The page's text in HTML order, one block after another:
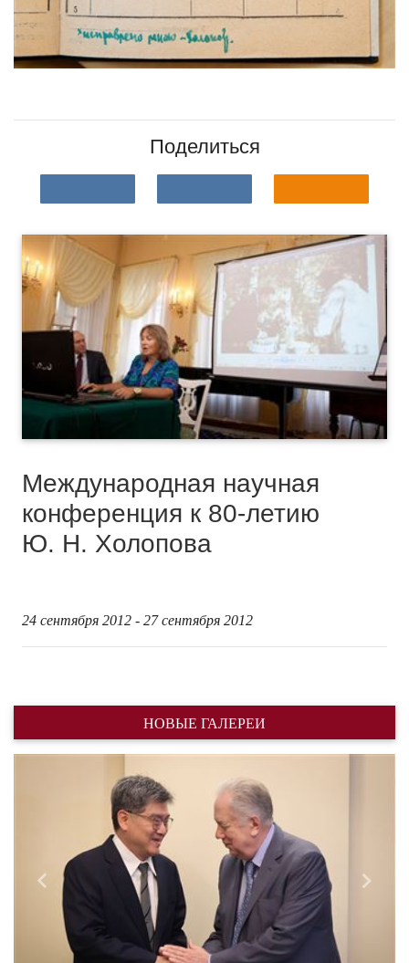
Поделиться
Международная научная
конференция к 80-летию
Ю. Н. Холопова
24 сентября 2012 - 27 сентября 2012
НОВЫЕ ГАЛЕРЕИ
Назад